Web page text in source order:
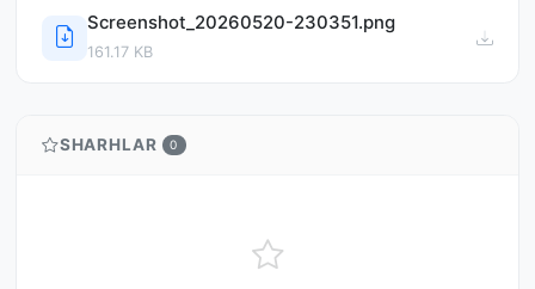
Screenshot_20260520-230351.png
161.17 KB
SHARHLAR 0